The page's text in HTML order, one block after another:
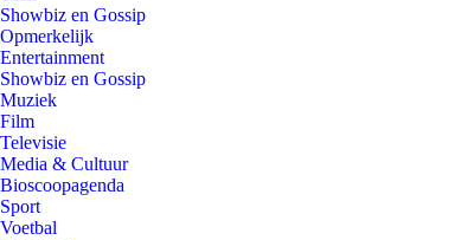
Showbiz en Gossip
Opmerkelijk
Entertainment
Showbiz en Gossip
Muziek
Film
Televisie
Media & Cultuur
Bioscoopagenda
Sport
Voetbal